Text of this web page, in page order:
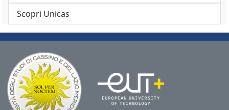
Scopri Unicas